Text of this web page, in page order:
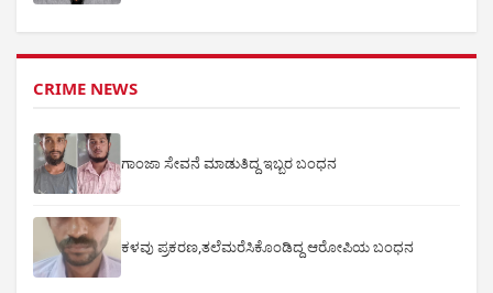
CRIME NEWS
ಗಾಂಜಾ ಸೇವನೆ ಮಾಡುತಿದ್ದ ಇಬ್ಬರ ಬಂಧನ
ಕಳವು ಪ್ರಕರಣ,ತಲೆಮರೆಸಿಕೊಂಡಿದ್ದ ಆರೋಪಿಯ ಬಂಧನ